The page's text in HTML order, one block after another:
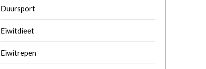
Duursport
Eiwitdieet
Eiwitrepen